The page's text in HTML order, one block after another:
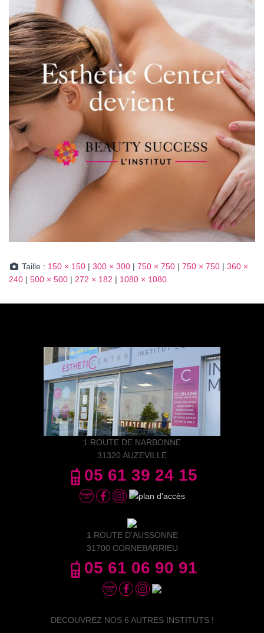
Taille : 150 × 150 | 300 × 300 | 750 × 750 | 750 × 750 | 360 ×
240 | 500 × 500 | 272 × 182 | 1080 × 1080
1 ROUTE DE NARBONNE
31320 AUZEVILLE
05 61 39 24 15
1 ROUTE D'AUSSONNE
31700 CORNEBARRIEU
05 61 06 90 91
DECOUVREZ NOS 6 AUTRES INSTITUTS !